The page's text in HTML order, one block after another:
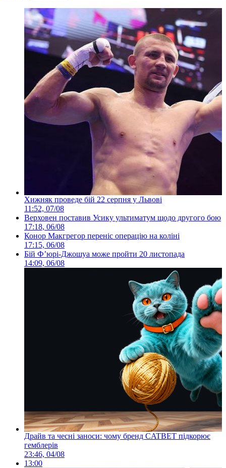
Хижняк проведе бій 22 серпня у Львові
11:52, 07/08
Верховен поставив Усику ультиматум щодо другого бою
17:18, 06/08
Конор Макгрегор переніс операцію на коліні
17:15, 06/08
Бій Ф’юрі-Джошуа може пройти 20 листопада
14:09, 06/08
Драйв та чесні заноси: чому бренд CATBET підкорює
гемблерів
23:46, 04/08
13:00